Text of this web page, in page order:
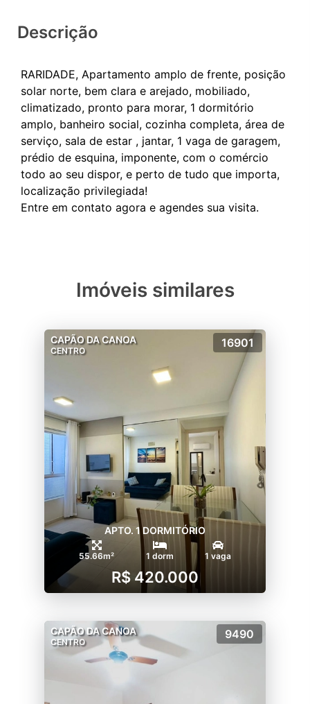
Descrição
RARIDADE, Apartamento amplo de frente, posição
solar norte, bem clara e arejado, mobiliado,
climatizado, pronto para morar, 1 dormitório
amplo, banheiro social, cozinha completa, área de
serviço, sala de estar , jantar, 1 vaga de garagem,
prédio de esquina, imponente, com o comércio
todo ao seu dispor, e perto de tudo que importa,
localização privilegiada!
Imóveis similares
CAPÃO DA CANOA
CENTRO
16901
APTO. 1 DORMITÓRIO
55.66m² 1 dorm 1 vaga
R$ 420.000
CAPÃO DA CANOA
CENTRO
9490